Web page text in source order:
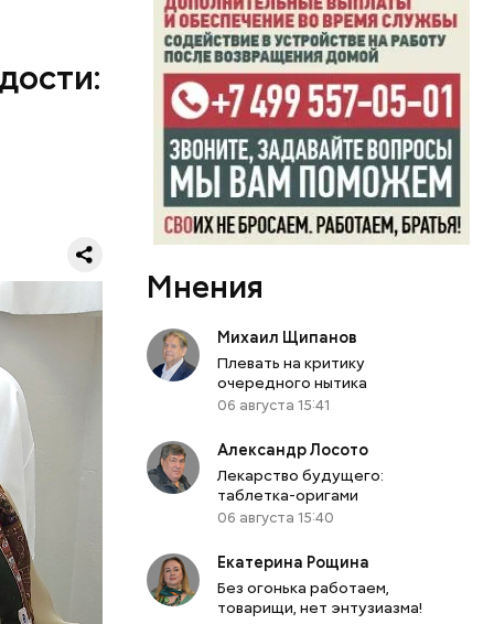
в
стала
первого
с
в
к
году
Мнения
Михаил Щипанов
Плевать на критику
очередного нытика
06 августа 15:41
Александр Лосото
Лекарство будущего:
таблетка-оригами
06 августа 15:40
Екатерина Рощина
Без огонька работаем,
товарищи, нет энтузиазма!